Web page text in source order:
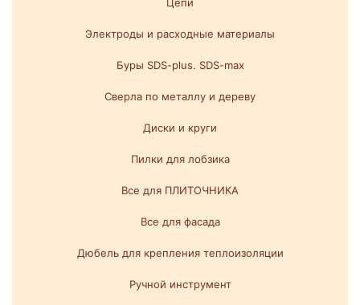
Электроды и расходные материалы
Буры SDS-plus. SDS-max
Сверла по металлу и дереву
Диски и круги
Пилки для лобзика
Все для ПЛИТОЧНИКА
Все для фасада
Дюбель для крепления теплоизоляции
Ручной инструмент